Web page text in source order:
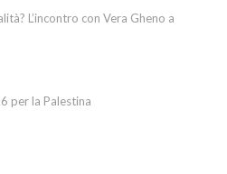
L’incontro con Vera Gheno a
per la Palestina